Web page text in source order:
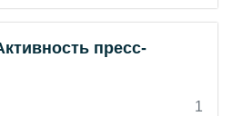
пресс-
1